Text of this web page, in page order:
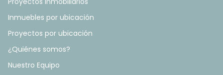
Inmuebles por ubicación
Proyectos por ubicación
¿Quiénes somos?
Nuestro Equipo